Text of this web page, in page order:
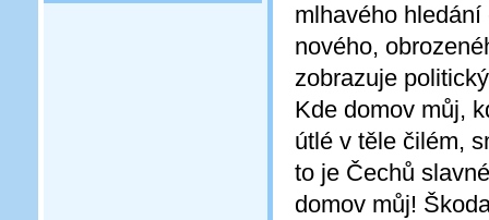
mlhavého
nového,
zobrazuje
Kde domov můj,
útlé v těle čilém,
to je Čechů
domov můj!